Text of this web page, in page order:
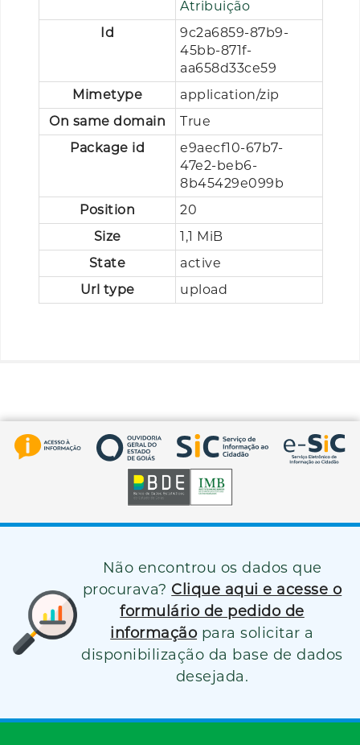
Atribuição
Id
9c2a6859-87b9-
45bb-871f-
aa658d33ce59
Mimetype
application/zip
On same domain
True
Package id
e9aecf10-67b7-
47e2-beb6-
8b45429e099b
Position
20
Size
1,1 MiB
State
active
Url type
upload
Não encontrou os dados que
procurava? Clique aqui e acesse o
formulário de pedido de
informação para solicitar a
disponibilização da base de dados
desejada.